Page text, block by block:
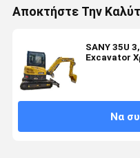
Αποκτήστε Την
SANY 35U
Excavator
Να